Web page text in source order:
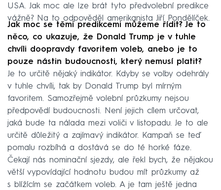
USA. Jak moc ale lze brát tyto předvolební predikce
vážně? Na to odpověděl amerikanista Jiří Pondělíček.
Jak moc se těmi predikcemi můžeme řídit? Je to
něco, co ukazuje, že Donald Trump je v tuhle
chvíli doopravdy favoritem voleb, anebo je to
pouze nástin budoucnosti, který nemusí platit?
Je to určitě nějaký indikátor. Kdyby se volby odehrály
v tuhle chvíli, tak by Donald Trump byl mírným
favoritem. Samozřejmě volební průzkumy nejsou
předpovědí budoucnosti. Není jejich cílem určovat,
jaká bude ta nálada mezi voliči v listopadu. Je to ale
určitě důležitý a zajímavý indikátor. Kampaň se teď
pomalu rozbíhá a dostává se do té horké fáze.
Čekají nás nominační sjezdy, ale řekl bych, že nějakou
větší vypovídající hodnotu budou mít průzkumy až
s blížícím se začátkem voleb. A je tam ještě jedna